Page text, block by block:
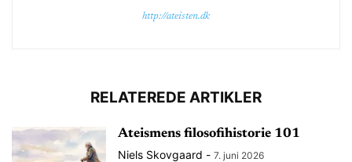
http://ateisten.dk
RELATEREDE ARTIKLER
Ateismens filosofihistorie 101
Niels Skovgaard - 7. juni 2026